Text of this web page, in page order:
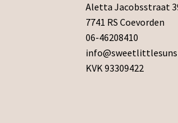
Aletta Jacobsstraat
7741 RS Coevorden
06-46208410
KVK 93309422